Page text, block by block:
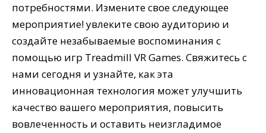
потребностями. Измените свое следующее
мероприятие! увлеките свою аудиторию и
создайте незабываемые воспоминания с
помощью игр Treadmill VR Games. Свяжитесь с
нами сегодня и узнайте, как эта
инновационная технология может улучшить
качество вашего мероприятия, повысить
вовлеченность и оставить неизгладимое